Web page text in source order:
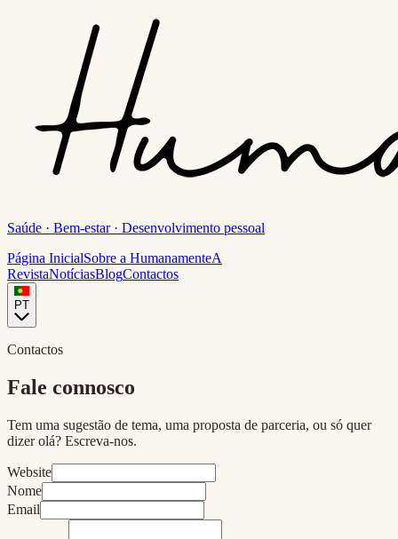
Saúde · Bem-estar · Desenvolvimento pessoal
Página InicialSobre a HumanamenteA
RevistaNotíciasBlogContactos
PT
Contactos
Fale connosco
Tem uma sugestão de tema, uma proposta de parceria, ou só quer
dizer olá? Escreva-nos.
Website
Nome
Email